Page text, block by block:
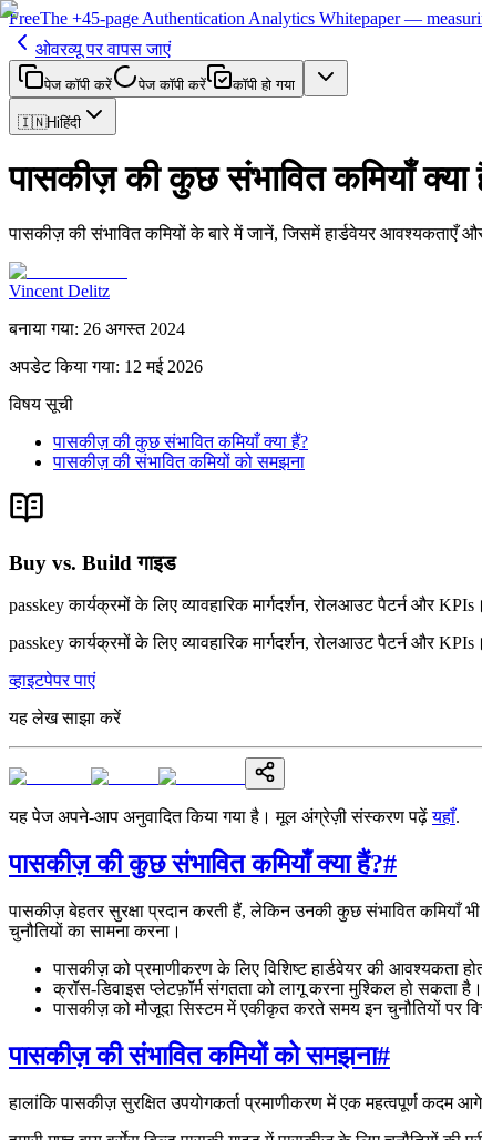
FreeThe +45-page Authentication Analytics Whitepaper —
ओवरव्यू पर वापस जाएं
पेज कॉपी करें पेज कॉपी करें कॉपी हो गया
🇮🇳Hiहिंदी
पासकीज़ की कुछ संभावित कमियाँ क्या
पासकीज़ की संभावित कमियों के बारे में जानें, जिसमें हार्डवेयर आवश्यकताएँ
Vincent Delitz
बनाया गया: 26 अगस्त 2024
अपडेट किया गया: 12 मई 2026
विषय सूची
पासकीज़ की कुछ संभावित कमियाँ क्या हैं?
पासकीज़ की संभावित कमियों को समझना
Buy vs. Build गाइड
passkey कार्यक्रमों के लिए व्यावहारिक मार्गदर्शन, रोलआउट पैटर्न और KPIs।
passkey कार्यक्रमों के लिए व्यावहारिक मार्गदर्शन, रोलआउट पैटर्न और KPIs।
व्हाइटपेपर पाएं
यह लेख साझा करें
यह पेज अपने-आप अनुवादित किया गया है। मूल अंग्रेज़ी संस्करण पढ़ें यहाँ.
पासकीज़ की कुछ संभावित कमियाँ क्या हैं?#
पासकीज़ बेहतर सुरक्षा प्रदान करती हैं, लेकिन उनकी कुछ संभावित कमियाँ
चुनौतियों का सामना करना।
पासकीज़ को प्रमाणीकरण के लिए विशिष्ट हार्डवेयर की आवश्यकता
क्रॉस-डिवाइस प्लेटफ़ॉर्म संगतता को लागू करना मुश्किल हो सकता है।
पासकीज़ को मौजूदा सिस्टम में एकीकृत करते समय इन चुनौतियों पर
पासकीज़ की संभावित कमियों को समझना#
हालांकि पासकीज़ सुरक्षित उपयोगकर्ता प्रमाणीकरण में एक महत्वपूर्ण